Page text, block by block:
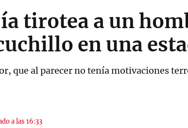
tirotea a un
en una
que al parecer no tenía motivaciones
a las 16:33